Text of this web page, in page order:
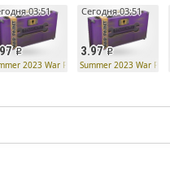
03:51
2023 War Paint Case
3.97
Сегодня 03:51
Summer 2023 War